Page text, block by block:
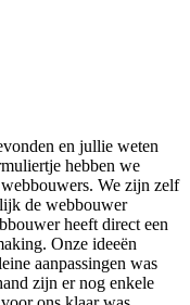
en jullie weten
hebben we
We zijn zelf
de webbouwer
heeft direct een
Onze ideeën
aanpassingen was
zijn er nog enkele